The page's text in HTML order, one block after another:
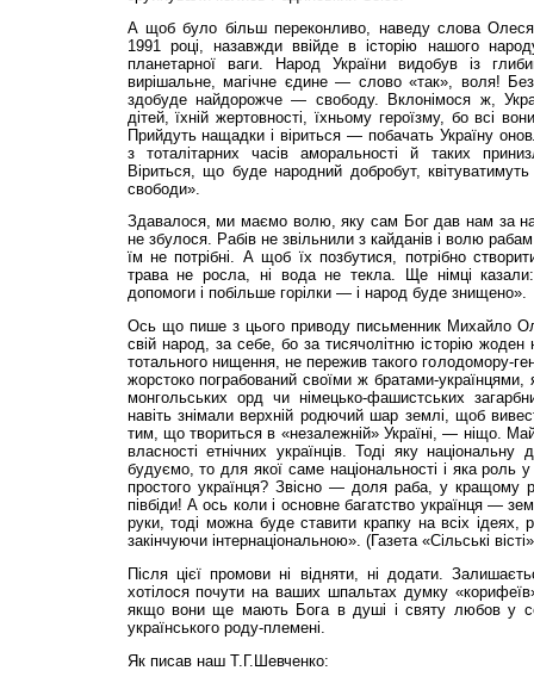
А щоб було більш переконливо, наведу слова
1991 році, назавжди ввійде в історію нашого
планетарної ваги. Народ України видобув із
вирішальне, магічне єдине — слово «так», воля! Без
здобуде найдорожче — свободу. Вклонімося ж,
дітей, їхній жертовності, їхньому героїзму, бо всі
Прийдуть нащадки і віриться — побачать Україну
з тоталітарних часів аморальності й таких
Віриться, що буде народний добробут,
свободи».
Здавалося, ми маємо волю, яку сам Бог дав нам за
не збулося. Рабів не звільнили з кайданів і волю
їм не потрібні. А щоб їх позбутися, потрібно
трава не росла, ні вода не текла. Ще німці
допомоги і побільше горілки — і народ буде зни­щено».
Ось що пише з цього приводу письменник Михайло
свій народ, за себе, бо за тисячолітню історію жоден
тотального нищення, не пережив такого голодомору-
жорстоко пограбований своїми ж братами-
монгольських орд чи німецько-фашистських
навіть знімали верхній родючий шар землі, щоб
тим, що твориться в «незалежній» Україні, — ніщо.
власності етнічних українців. Тоді яку
будуємо, то для якої саме національності і яка роль
простого українця? Звісно — доля раба, у
півбіди! А ось коли і основне багатство українця —
руки, тоді можна буде ставити крапку на всіх ідеях,
закінчуючи інтернаціональною». (Газета «Сільські
Після цієї промови ні відняти, ні додати.
хотілося почути на ваших шпальтах думку
якщо вони ще мають Бога в душі і святу любов у
українського роду-племені.
Як писав наш Т.Г.Ше­вченко: